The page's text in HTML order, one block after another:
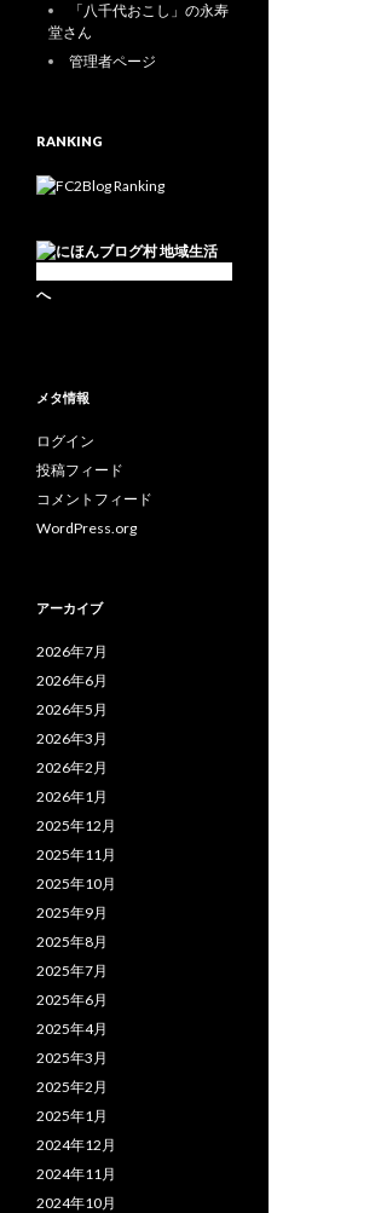
「八千代おこし」の永寿
堂さん
管理者ページ
RANKING
メタ情報
ログイン
投稿フィード
コメントフィード
WordPress.org
アーカイブ
2026年7月
2026年6月
2026年5月
2026年3月
2026年2月
2026年1月
2025年12月
2025年11月
2025年10月
2025年9月
2025年8月
2025年7月
2025年6月
2025年4月
2025年3月
2025年2月
2025年1月
2024年12月
2024年11月
2024年10月